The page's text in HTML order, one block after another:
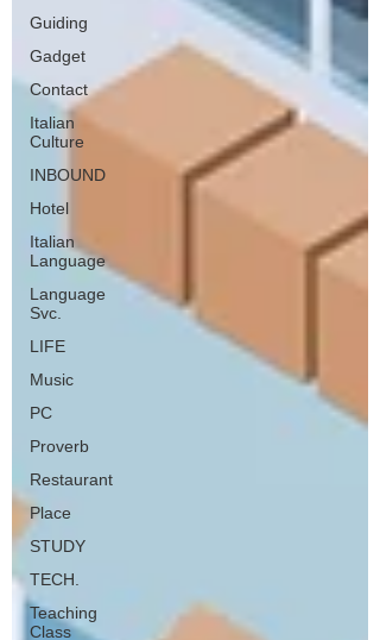
Guiding
Gadget
Contact
Italian
Culture
INBOUND
Hotel
Italian
Language
Language
Svc.
LIFE
Music
PC
Proverb
Restaurant
Place
STUDY
TECH.
Teaching
Class